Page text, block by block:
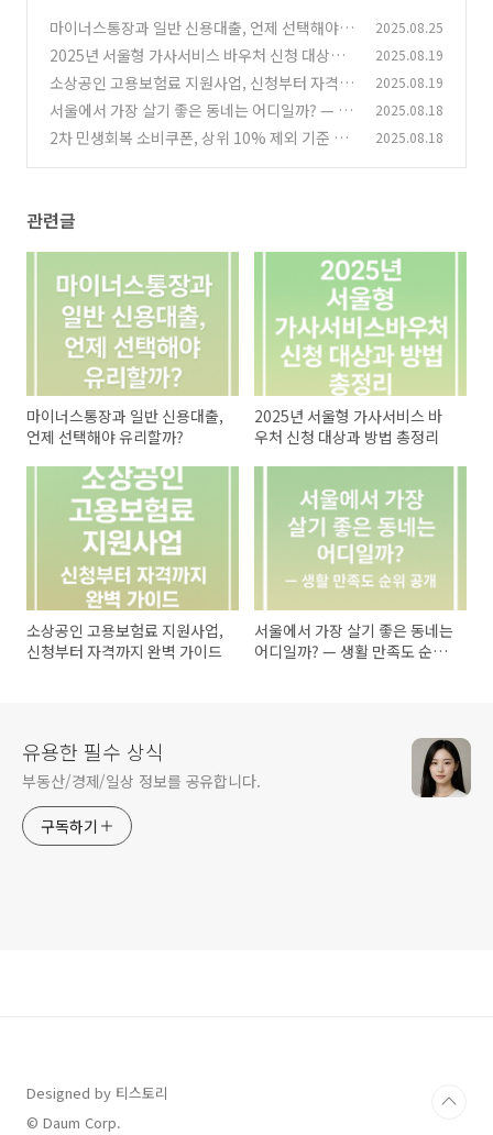
마이너스통장과 일반 신용대출, 언제 선택해야
유리할까? (2)
2025.08.25
2025년 서울형 가사서비스 바우처 신청 대상과
방법 총정리
(17)
2025.08.19
소상공인 고용보험료 지원사업, 신청부터 자격까
지 완벽 가이드
(3)
2025.08.19
서울에서 가장 살기 좋은 동네는 어디일까? — 생
활 만족도 순위 공개 (22)
2025.08.18
2차 민생회복 소비쿠폰, 상위 10% 제외 기준 완
2025.08.18
관련글
마이너스통장과 일반 신용대출,
언제 선택해야 유리할까?
2025년 서울형 가사서비스 바
우처 신청 대상과 방법 총정리
소상공인 고용보험료 지원사업,
신청부터 자격까지 완벽 가이드
서울에서 가장 살기 좋은 동네는
어디일까? — 생활 만족도 순위
유용한 필수 상식
부동산/경제/일상 정보를 공유합니다.
구독하기
Designed by 티스토리
© Daum Corp.